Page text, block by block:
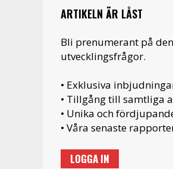
ARTIKELN ÄR LÅST
Bli prenumerant på
utvecklingsfrågor.
• Exklusiva
• Tillgång till samtliga
• Unika och
• Våra senaste
LOGGA IN